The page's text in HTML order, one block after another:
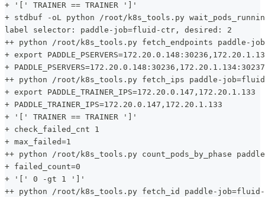
+ '[' TRAINER == TRAINER ']'
+ stdbuf -oL python /root/k8s_tools.py
label selector: paddle-job=fluid-ctr, desired: 2
++ python /root/k8s_tools.py fetch_endpoints paddle-
+ export
+ PADDLE_PSERVERS=172.20.0.148:30236,172.20.1.134:30237
++ python /root/k8s_tools.py fetch_ips paddle-
+ export PADDLE_TRAINER_IPS=172.20.0.147,172.20.1.133
+ PADDLE_TRAINER_IPS=172.20.0.147,172.20.1.133
+ '[' TRAINER == TRAINER ']'
+ check_failed_cnt 1
+ max_failed=1
++ python /root/k8s_tools.py count_pods_by_phase
+ failed_count=0
+ '[' 0 -gt 1 ']'
++ python /root/k8s_tools.py fetch_id paddle-